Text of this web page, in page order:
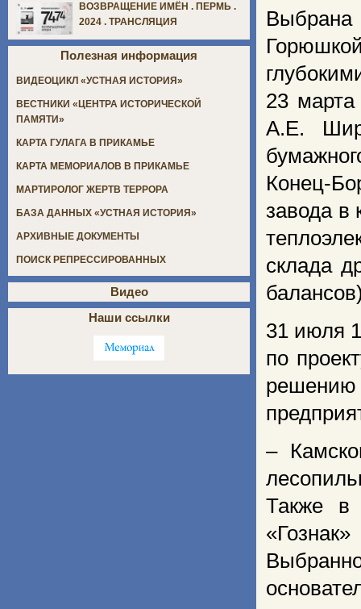
23
А.Е.
Конец-
завода в
склада
31 июля
по
–
Также в
ВОЗВРАЩЕНИЕ ИМЁН . ПЕРМЬ .
2024 . ТРАНСЛЯЦИЯ
Полезная информация
ВИДЕОЦИКЛ «УСТНАЯ ИСТОРИЯ»
ВЕСТНИКИ «ЦЕНТРА ИСТОРИЧЕСКОЙ
ПАМЯТИ»
КАРТА ГУЛАГА В ПРИКАМЬЕ
КАРТА МЕМОРИАЛОВ В ПРИКАМЬЕ
МАРТИРОЛОГ ЖЕРТВ ТЕРРОРА
БАЗА ДАННЫХ «УСТНАЯ ИСТОРИЯ»
АРХИВНЫЕ ДОКУМЕНТЫ
ПОИСК РЕПРЕССИРОВАННЫХ
Видео
Наши ссылки